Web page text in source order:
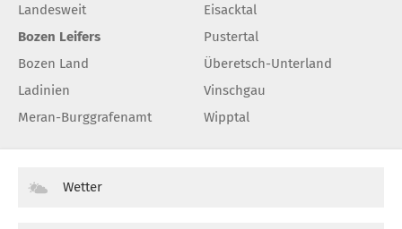
Landesweit
Bozen Leifers
Bozen Land
Ladinien
Meran-Burggrafenamt
Eisacktal
Pustertal
Überetsch-Unterland
Vinschgau
Wipptal
Wetter